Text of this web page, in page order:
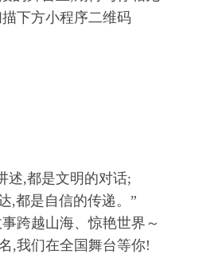
下方小程序二维码
述,都是文明的对话;
,都是自信的传递。”
跨越山海、惊艳世界～
,我们在全国舞台等你!